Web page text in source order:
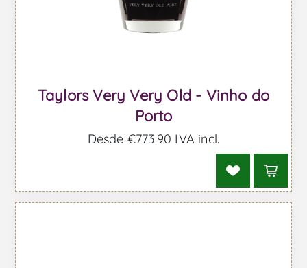
Taylors Very Very Old - Vinho do
Porto
Desde €773,90 IVA incl.